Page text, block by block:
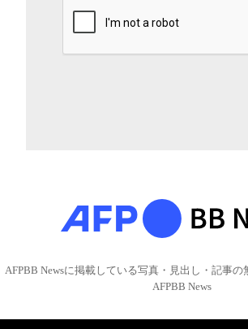
AFPBB Newsに掲載している写真・見出し・記事
AFPBB News